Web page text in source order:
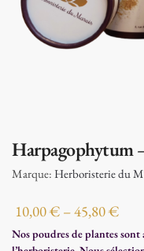
Harpagophytum
Marque: Herboristerie du
10,00€ –45,80€
Nos poudres de plantes sont